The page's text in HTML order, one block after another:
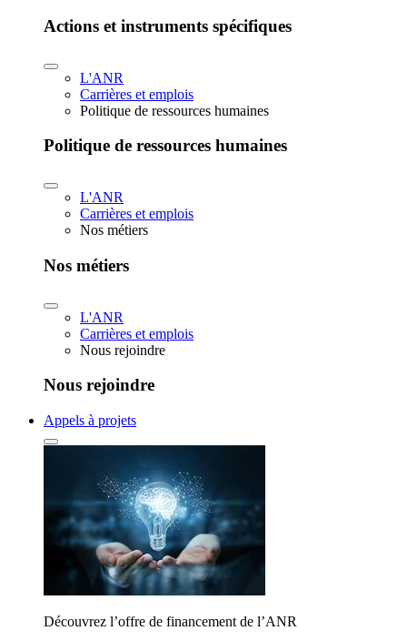
Actions et instruments spécifiques
L'ANR
Carrières et emplois
Politique de ressources humaines
Politique de ressources humaines
L'ANR
Carrières et emplois
Nos métiers
Nos métiers
L'ANR
Carrières et emplois
Nous rejoindre
Nous rejoindre
Appels à projets
Découvrez l’offre de financement de l’ANR